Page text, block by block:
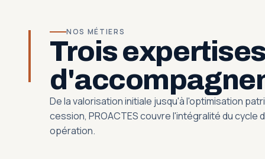
NOS MÉTIERS
Trois
De la valorisation initiale jusqu'à l'optimisation
cession, PROACTES couvre l'intégralité du cycle
opération.